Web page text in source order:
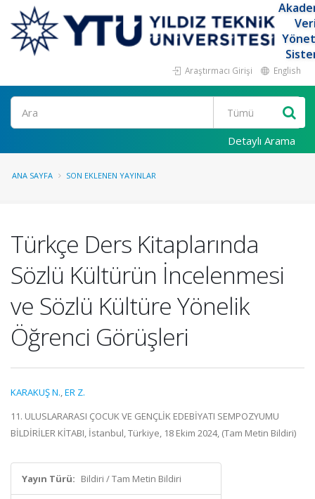
Araştırmacı Girişi English
Ara
Detaylı Arama
ANA SAYFA SON EKLENEN YAYINLAR
Türkçe Ders Kitaplarında
Sözlü Kültürün İncelenmesi
ve Sözlü Kültüre Yönelik
Öğrenci Görüşleri
KARAKUŞ N.,ER Z.
11. ULUSLARARASI ÇOCUK VE GENÇLİK EDEBİYATI SEMPOZYUMU
BİLDİRİLER KİTABI, İstanbul, Türkiye, 18 Ekim 2024, (Tam Metin Bildiri)
Yayın Türü: Bildiri / Tam Metin Bildiri